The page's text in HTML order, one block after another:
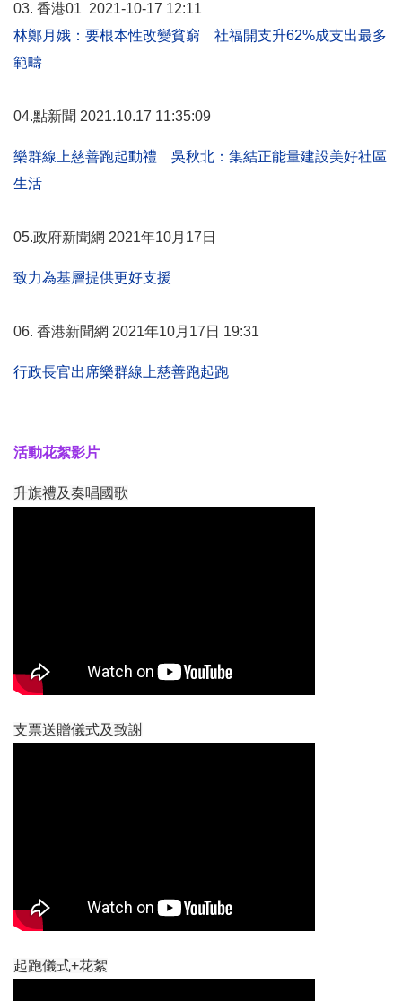
03. 香港01 2021-10-17 12:11
林鄭月娥：要根本性改變貧窮 社福開支升62%成支出最多
範疇
04.點新聞 2021.10.17 11:35:09
樂群線上慈善跑起動禮 吳秋北：集結正能量建設美好社區
生活
05.政府新聞網 2021年10月 17 日
致力為基層提供更好支援
06. 香港新聞網 2021年10月 17 日 19:31
行政長官出席樂群線上慈善跑起跑
活動花絮影片
升旗禮及奏唱國歌
支票送贈儀式及致謝
起跑儀式+花絮